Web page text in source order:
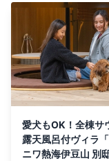
愛犬もOK！全棟サ
露天風呂付ヴィラ
ニワ熱海伊豆山 別